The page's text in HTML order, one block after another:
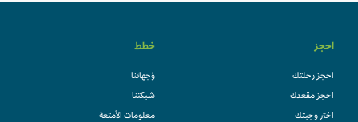
احجز
احجز رحلتك
احجز مقعدك
اختر وجبتك
خطط
وُجهاتنا
شبكتنا
معلومات الأمتعة